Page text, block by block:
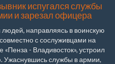
испугался службы
и зарезал офицера
направляясь в воинскую
с сослуживцами на
«Пенза - Владивосток», устроил
Ужаснувшись службы в армии,